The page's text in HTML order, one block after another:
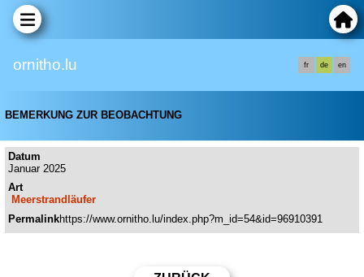
ornitho.lu fr de en
BEMERKUNG ZUR BEOBACHTUNG
Datum
Januar 2025
Art
Meerstrandläufer
Permalink